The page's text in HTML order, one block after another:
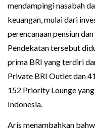
mendampingi nasabah
keuangan, mulai dari
perencanaan pensiun
Pendekatan tersebut
prima BRI yang terdiri
Private BRI Outlet dan
152 Priority Lounge
Indonesia.
Aris menambahkan